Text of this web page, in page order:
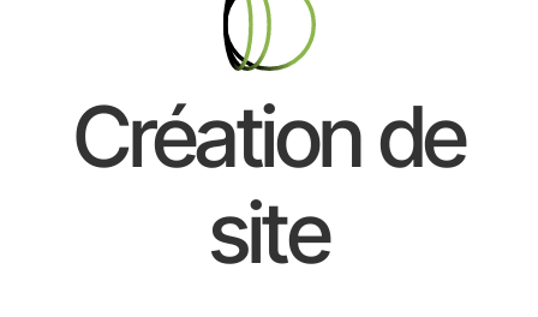
Création de
site